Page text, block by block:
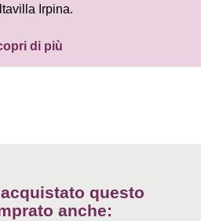
Irpina.
di più
questo
anche: